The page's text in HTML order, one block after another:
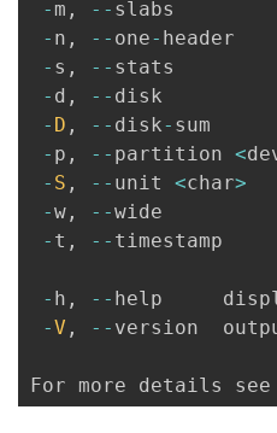
- m , -- slabs
- n , -- one-
- s , -- stats
- d , -- disk
- D , -- disk- sum
- p , -- partition <
- S , -- unit <char>
-w , --wide
- t , -- timestamp
- h , -- help
-V , -- version
For more details see